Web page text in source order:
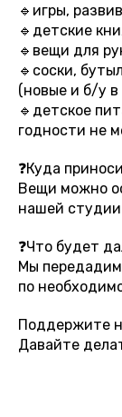
🔹игры,
🔹детские
🔹вещи для
🔹соски,
(новые и б/у
🔹детское
годности не
❓Куда
Вещи можно
нашей студии
❓Что будет
Мы
по
Поддержите
Давайте